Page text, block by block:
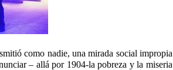
como nadie, una mirada social impropia
– allá por 1904-la pobreza y la miseria